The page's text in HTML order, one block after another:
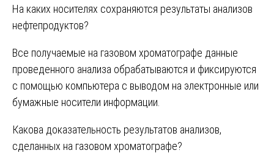
На каких носителях сохраняются результаты анализов
нефтепродуктов?
Все получаемые на газовом хроматографе данные
проведенного анализа обрабатываются и фиксируются
с помощью компьютера с выводом на электронные или
бумажные носители информации.
Какова доказательность результатов анализов,
сделанных на газовом хроматографе?